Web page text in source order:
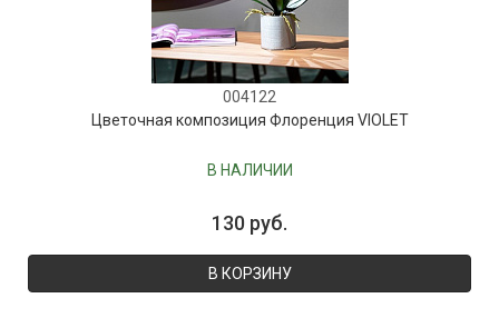
004122
Цветочная композиция Флоренция VIOLET
В НАЛИЧИИ
130 руб.
В КОРЗИНУ